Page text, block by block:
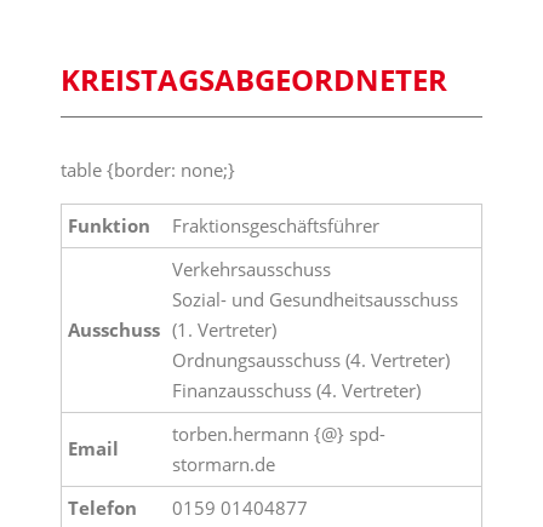
KREISTAGSABGEORDNETER
table {border: none;}
Funktion Fraktionsgeschäftsführer
Ausschuss
Verkehrsausschuss
Sozial- und Gesundheitsausschuss
(1. Vertreter)
Ordnungsausschuss (4. Vertreter)
Finanzausschuss (4. Vertreter)
Email
torben.hermann {@} spd-
stormarn.de
Telefon
0159 01404877